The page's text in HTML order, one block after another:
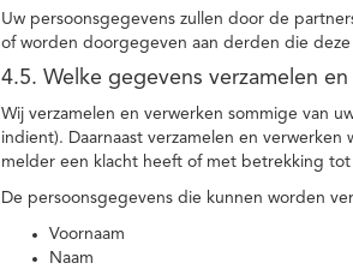
Uw persoonsgegevens zullen door de
of worden doorgegeven aan derden die
4.5. Welke gegevens verzamelen
Wij verzamelen en verwerken sommige van
indient). Daarnaast verzamelen en
melder een klacht heeft of met betrekking
De persoonsgegevens die kunnen worden
Voornaam
Naam